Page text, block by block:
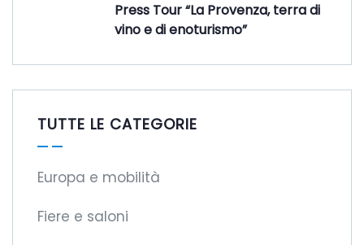
Press Tour “La Provenza, terra di
vino e di enoturismo”
TUTTE LE CATEGORIE
Europa e mobilità
Fiere e saloni